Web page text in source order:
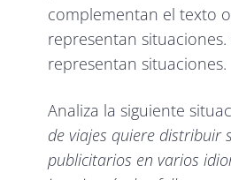
complementan el texto
representan
representan situaciones.
Analiza la siguiente
de viajes quiere distribuir
publicitarios en varios